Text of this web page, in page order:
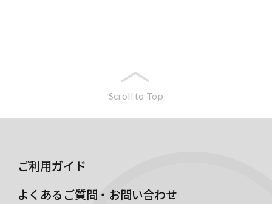
Scroll to Top
ご利用ガイド
よくあるご質問・お問い合わせ